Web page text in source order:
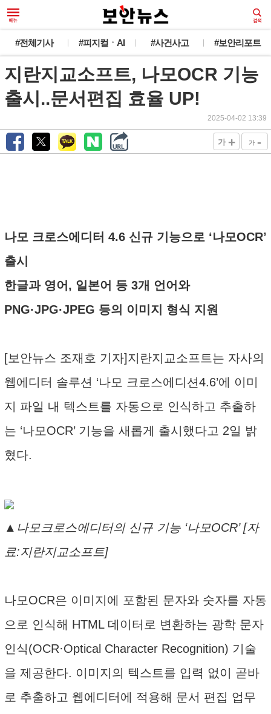
#전체기사 #피지컬ㆍAI #사건사고 #보안리포트
지란지교소프트, 나모OCR 기능
출시..문서편집 효율 UP!
2025-04-02 13:39
가 + 가 -
나모 크로스에디터 4.6 신규 기능으로 ‘나모OCR’
출시
한글과 영어, 일본어 등 3개 언어와
PNG·JPG·JPEG 등의 이미지 형식 지원
[보안뉴스 조재호 기자]지란지교소프트는 자사의
웹에디터 솔루션 ‘나모 크로스에디션4.6’에 이미
지 파일 내 텍스트를 자동으로 인식하고 추출하
는 ‘나모OCR’ 기능을 새롭게 출시했다고 2일 밝
혔다.
▲나모크로스에디터의 신규 기능 ‘나모OCR’ [자
료:지란지교소프트]
나모OCR은 이미지에 포함된 문자와 숫자를 자동
으로 인식해 HTML 데이터로 변환하는 광학 문자
인식(OCR·Optical Character Recognition) 기술
을 제공한다. 이미지의 텍스트를 입력 없이 곧바
로 추출하고 웹에디터에 적용해 문서 편집 업무